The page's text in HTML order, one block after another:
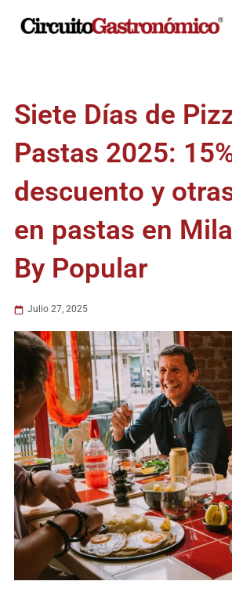
Siete Días de
Pastas 2025:
descuento y
en pastas en
By Popular
Julio 27, 2025